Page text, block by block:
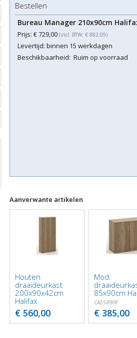
Bestellen
Bureau Manager 210x90cm
Prijs: € 729,00 (incl. BTW: € 882,09)
Levertijd: binnen 15 werkdagen
Beschikbaarheid: Ruim op voorraad
Aanverwante artikelen
Houten
draaideurkast
200x90x42cm
Halifax
CAESHF
€ 560,00
Mod.
85x90cm
CAES89HF
€ 385,00